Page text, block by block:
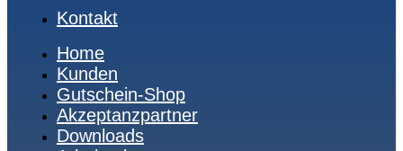
Kontakt
Home
Kunden
Gutschein-Shop
Akzeptanzpartner
Downloads